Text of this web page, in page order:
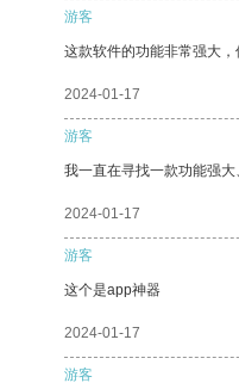
游客
这款软件的功能非常强大，
2024-01-17
游客
我一直在寻找一款功能强
2024-01-17
游客
这个是app神器
2024-01-17
游客